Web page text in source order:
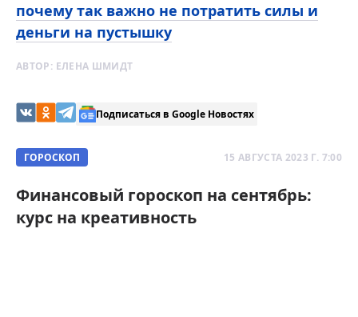
почему так важно не потратить силы и
деньги на пустышку
АВТОР: ЕЛЕНА ШМИДТ
Подписаться в Google Новостях
ГОРОСКОП 15 АВГУСТА 2023 Г. 7:00
Финансовый гороскоп на сентябрь:
курс на креативность